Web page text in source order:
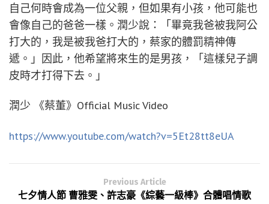
自己何時會成為一位父親，但如果有小孩，他可能也
會像自己的爸爸一樣。潤少說：「畢竟我爸被我阿公
打大的，我是被我爸打大的，蔡家的體罰精神傳
遞。」因此，他希望將來生的是男孩，「這樣兒子調
皮時才打得下去。」
潤少 《蔡董》Official Music Video
https://www.youtube.com/watch?v=5Et28tt8eUA
Previous Article
七夕情人節 曹雅雯、許志豪《綜藝一級棒》合體唱情歌